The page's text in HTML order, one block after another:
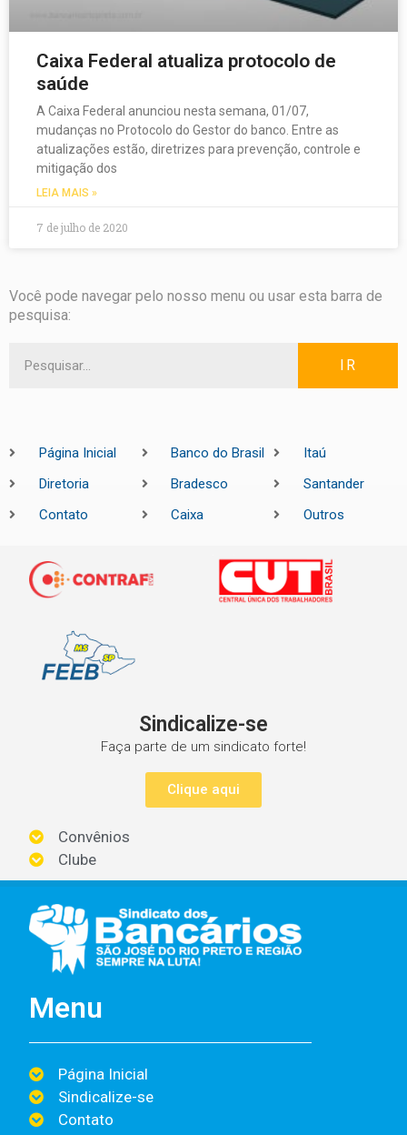
Caixa Federal atualiza protocolo de
saúde
A Caixa Federal anunciou nesta semana, 01/07,
mudanças no Protocolo do Gestor do banco. Entre as
atualizações estão, diretrizes para prevenção, controle e
mitigação dos
LEIA MAIS »
7 de julho de 2020
Você pode navegar pelo nosso menu ou usar esta barra de
pesquisa:
IR
Página Inicial
Diretoria
Contato
Banco do Brasil
Bradesco
Caixa
Itaú
Santander
Outros
Sindicalize-se
Faça parte de um sindicato forte!
Clique aqui
Convênios
Clube
Menu
Página Inicial
Sindicalize-se
Contato